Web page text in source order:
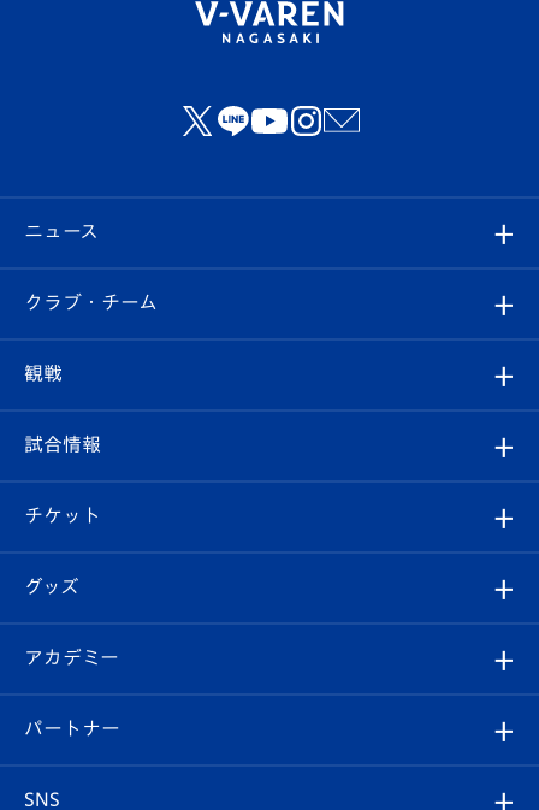
ニュース
すべて
クラブ
試合情報
チケット
イベント
メディア
クラブ・チーム
クラブ概要
エンブレム紹介
スタッフプロフィール
マスコット紹介
観戦
観戦ルール
はじめての観戦ガイド
Revive Team
ヴィヴィくんの長崎おもてなしガイド
試合情報
試合日程/結果
フォトギャラリー
スタジアムグルメ
チケット
チケット
V-LOVERS（ファンクラブ）
プレイヤーズスイート
グッズ
オンラインショップ
店舗情報
アカデミー
育成からのお知らせ
パートナー
SNS